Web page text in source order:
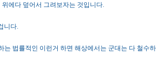
에다 덮어서 그려보자는 것입니다.
니다.
법률적인 이런거 하면 해상에서는 군대는 다 철수하